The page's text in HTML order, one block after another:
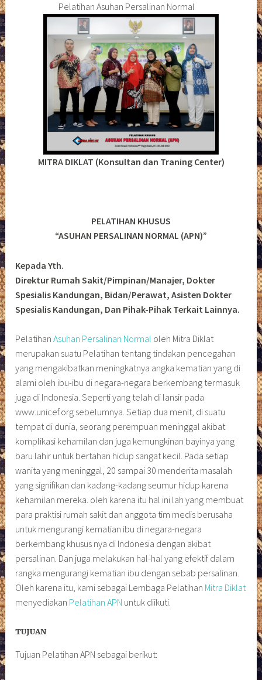
Pelatihan Asuhan Persalinan Normal
MITRA DIKLAT (Konsultan dan Traning Center)
PELATIHAN KHUSUS
“ASUHAN PERSALINAN NORMAL (APN)”
Kepada Yth.
Direktur Rumah Sakit/Pimpinan/Manajer, Dokter
Spesialis Kandungan, Bidan/Perawat, Asisten Dokter
Spesialis Kandungan, Dan Pihak-Pihak Terkait Lainnya.
PelatihanAsuhan Persalinan Normal oleh Mitra Diklat
merupakan suatu Pelatihan tentang tindakan pencegahan
yang mengakibatkan meningkatnya angka kematian yang di
alami oleh ibu-ibu di negara-negara berkembang termasuk
juga di Indonesia. Seperti yang telah di lansir pada
www.unicef.org sebelumnya. Setiap dua menit, di suatu
tempat di dunia, seorang perempuan meninggal akibat
komplikasi kehamilan dan juga kemungkinan bayinya yang
baru lahir untuk bertahan hidup sangat kecil. Pada setiap
wanita yang meninggal, 20 sampai 30 menderita masalah
yang signifikan dan kadang-kadang seumur hidup karena
kehamilan mereka. oleh karena itu hal ini lah yang membuat
para praktisi rumah sakit dan anggota tim medis berusaha
untuk mengurangi kematian ibu di negara-negara
berkembang khusus nya di Indonesia dengan akibat
persalinan. Dan juga melakukan hal-hal yang efektif dalam
rangka mengurangi kematian ibu dengan sebab persalinan.
Oleh karena itu, kami sebagai Lembaga Pelatihan Mitra Diklat
menyediakan Pelatihan APN untuk diikuti.
TUJUAN
Tujuan Pelatihan APN sebagai berikut: